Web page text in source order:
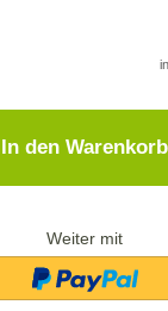
In den Warenkorb
Weiter mit